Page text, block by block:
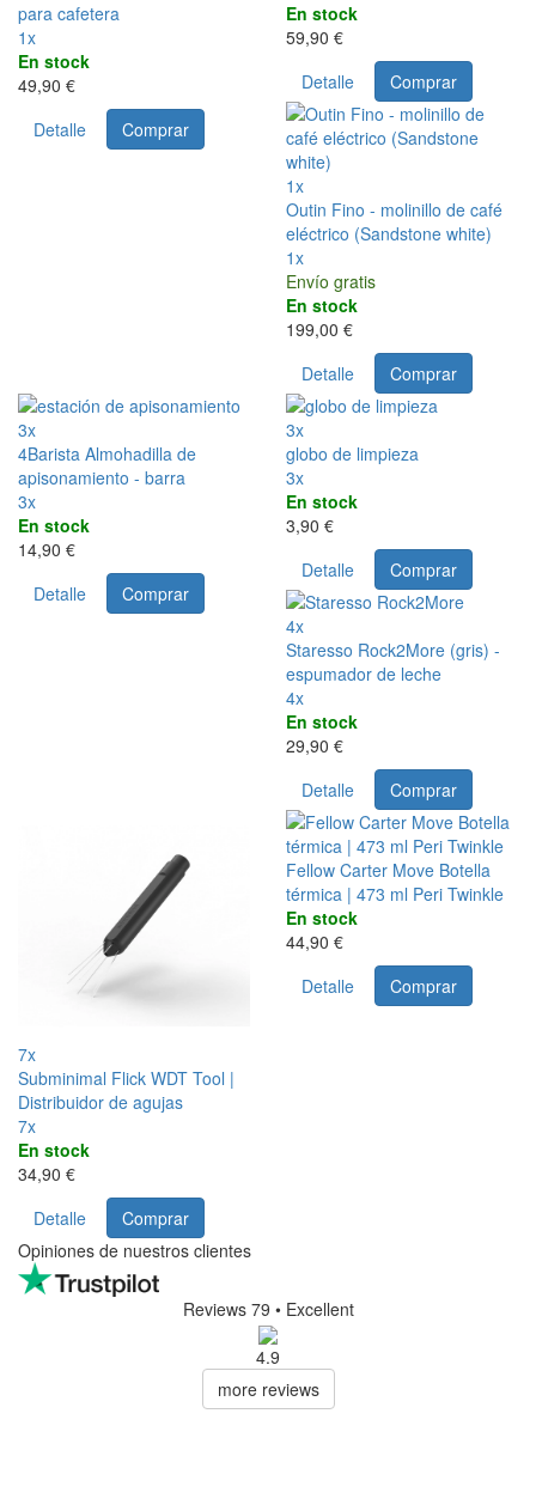
para cafetera
1x
En stock
49,90 €
Detalle
Comprar
En stock
59,90 €
Detalle
Comprar
1x
Outin Fino - molinillo de café
eléctrico (Sandstone white)
1x
Envío gratis
En stock
199,00 €
Detalle
Comprar
3x
4Barista Almohadilla de
apisonamiento - barra
3x
En stock
14,90 €
Detalle
Comprar
3x
globo de limpieza
3x
En stock
3,90 €
Detalle
Comprar
4x
Staresso Rock2More (gris) -
espumador de leche
4x
En stock
29,90 €
Detalle
Comprar
7x
Subminimal Flick WDT Tool |
Distribuidor de agujas
7x
En stock
34,90 €
Detalle
Comprar
Fellow Carter Move Botella
térmica | 473 ml Peri Twinkle
En stock
44,90 €
Detalle
Comprar
Opiniones de nuestros clientes
Reviews 79 • Excellent
4.9
more reviews